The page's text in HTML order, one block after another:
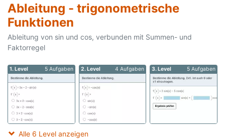
Ableitung - trigonometrische
Funktionen
Ableitung von sin und cos, verbunden mit Summen- und
Faktorregel
1. Level 5 Aufgaben 2. Level 4 Aufgaben 3. Level 5 Aufgaben
Alle 6 Level anzeigen